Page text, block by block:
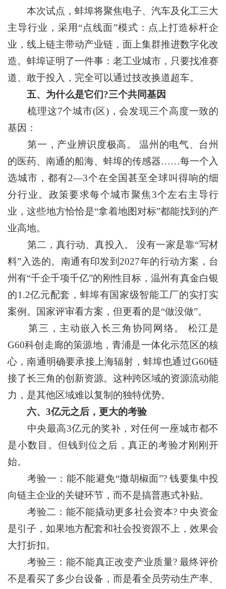
本次试点，蚌埠将聚焦电子、汽车及化工三大
主导行业，采用“点线面”模式：点上打造标杆企
业，线上链主带动产业链，面上集群推进数字化改
造。蚌埠证明了一件事：老工业城市，只要找准赛
道、敢于投入，完全可以通过技改换道超车。
五、为什么是它们?三个共同基因
梳理这7个城市(区)，会发现三个高度一致的
基因：
第一，产业辨识度极高。 温州的电气、台州
的医药、南通的船海、蚌埠的传感器……每一个入
选城市，都有2—3个在全国甚至全球叫得响的细
分行业。政策要求每个城市聚焦3个左右主导行
业，这些地方恰恰是“拿着地图对标”都能找到的产
业高地。
第二，真行动、真投入。 没有一家是靠“写材
料”入选的。南通有印发到2027年的行动方案，台
州有“千企千项千亿”的刚性目标，温州有真金白银
的1.2亿元配套，蚌埠有国家级智能工厂的实打实
案例。国家评审看方案，但更看的是“做没做”。
第三，主动嵌入长三角协同网络。 松江是
G60科创走廊的策源地，青浦是一体化示范区的核
心，南通明确要承接上海辐射，蚌埠也通过G60链
接了长三角的创新资源。这种跨区域的资源流动能
力，是其他区域难以复制的独特优势。
六、3亿元之后，更大的考验
中央最高3亿元的奖补，对任何一座城市都不
是小数目。但钱到位之后，真正的考验才刚刚开
始。
考验一：能不能避免“撒胡椒面”? 钱要集中投
向链主企业的关键环节，而不是搞普惠式补贴。
考验二：能不能撬动更多社会资本? 中央资金
是引子，如果地方配套和社会投资跟不上，效果会
大打折扣。
考验三：能不能真正改变产业质量? 最终评价
不是看买了多少台设备，而是看全员劳动生产率、